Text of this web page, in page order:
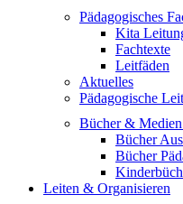
Pädagogisches
Kita
Fachtexte
Leitfäden
Aktuelles
Pädagogische
Bücher & Medien
Bücher
Bücher
Leiten & Organisieren